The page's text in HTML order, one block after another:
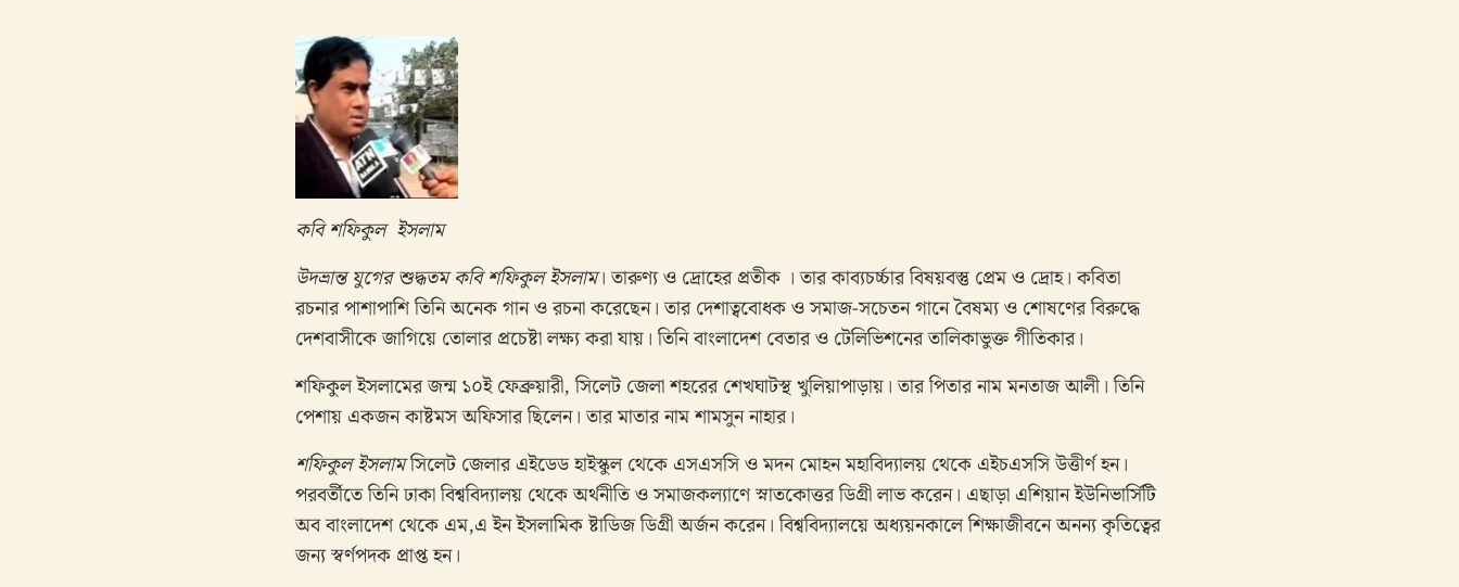
কবি শফিকুল ইসলাম
উদভ্রান্ত যুগের শুদ্ধতম কবি শফিকুল ইসলাম। তারুণ্য ও দ্রোহের প্রতীক । তার কাব্যচর্চ্চার বিষয়বস্তু প্রেম ও দ্রোহ। কবিতা
রচনার পাশাপাশি তিনি অনেক গান ও রচনা করেছেন। তার দেশাত্ববোধক ও সমাজ-সচেতন গানে বৈষম্য ও শোষণের বিরুদ্ধে
দেশবাসীকে জাগিয়ে তোলার প্রচেষ্টা লক্ষ্য করা যায়। তিনি বাংলাদেশ বেতার ও টেলিভিশনের তালিকাভুক্ত গীতিকার।
শফিকুল ইসলামের জন্ম ১০ই ফেব্রুয়ারী, সিলেট জেলা শহরের শেখঘাটস্থ খুলিয়াপাড়ায়। তার পিতার নাম মনতাজ আলী। তিনি
পেশায় একজন কাষ্টমস অফিসার ছিলেন। তার মাতার নাম শামসুন নাহার।
শফিকুল ইসলামসিলেট জেলার এইডেড হাইস্কুল থেকে এসএসসি ও মদন মোহন মহাবিদ্যালয় থেকে এইচএসসি উত্তীর্ণ হন।
পরবর্তীতে তিনি ঢাকা বিশ্ববিদ্যালয় থেকে অর্থনীতি ও সমাজকল্যাণে স্নাতকোত্তর ডিগ্রী লাভ করেন। এছাড়া এশিয়ান ইউনিভার্সিটি
অব বাংলাদেশ থেকে এম,এ ইন ইসলামিক ষ্টাডিজ ডিগ্রী অর্জন করেন। বিশ্ববিদ্যালয়ে অধ্যয়নকালে শিক্ষাজীবনে অনন্য কৃতিত্বের
জন্য স্বর্ণপদক প্রাপ্ত হন।